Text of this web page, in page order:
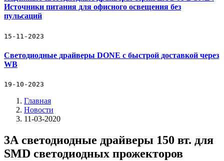
Источники питания для офисного освещения без
пульсаций
15-11-2023
Светодиодные драйверы DONE с быстрой доставкой через
WB
19-10-2023
Главная
Новости
11-03-2020
3А светодиодные драйверы 150 вт. для
SMD светодиодных прожекторов